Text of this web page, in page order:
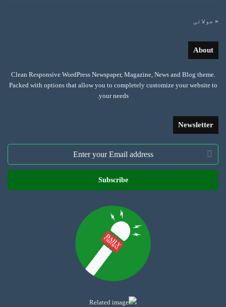
« جولائی
About
Clean Responsive WordPress Newspaper, Magazine, News and Blog theme.
Packed with options that allow you to completely customize your website to
your needs.
Newsletter
Enter
your
Email